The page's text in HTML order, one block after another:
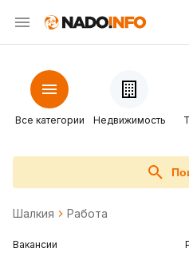
Все категории Недвижимость
Шалкия Работа
Вакансии